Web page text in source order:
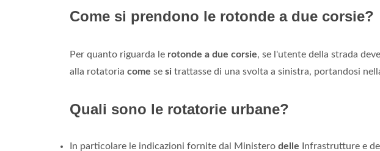
Come si prendono le rotonde a due corsie?
Per quanto riguarda le rotonde a due corsie, se l'utente della strada
alla rotatoria come se si trattasse di una svolta a sinistra, portandosi
Quali sono le rotatorie urbane?
In particolare le indicazioni fornite dal Ministero delle
Infrastrutture e